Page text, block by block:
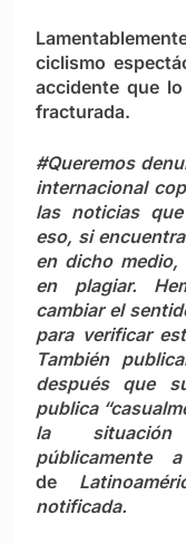
ciclismo
accidente que
fracturada.
#Queremos
internacional
las noticias
eso, si
en dicho
en plagiar.
cambiar el
para verificar
También
después que
publica
la situación
públicamente
de
notificada.